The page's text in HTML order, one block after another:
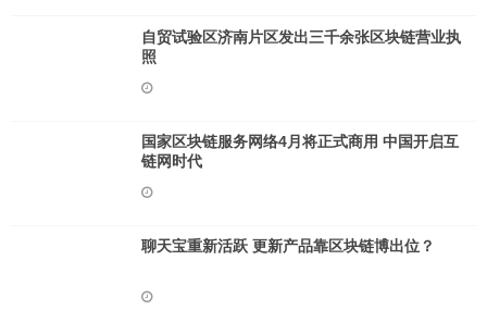
自贸试验区济南片区发出三千余张区块链营业执
照
国家区块链服务网络4月将正式商用 中国开启互
链网时代
聊天宝重新活跃 更新产品靠区块链博出位？